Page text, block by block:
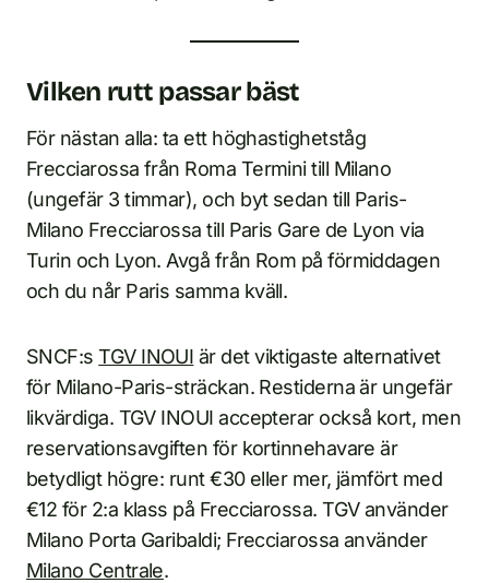
Vilken rutt passar bäst
För nästan alla: ta ett höghastighetståg
Frecciarossa från Roma Termini till Milano
(ungefär 3 timmar), och byt sedan till Paris-
Milano Frecciarossa till Paris Gare de Lyon via
Turin och Lyon. Avgå från Rom på förmiddagen
och du når Paris samma kväll.
SNCF:sTGV INOUI är det viktigaste alternativet
för Milano-Paris-sträckan. Restiderna är ungefär
likvärdiga. TGV INOUI accepterar också kort, men
reservationsavgiften för kortinnehavare är
betydligt högre: runt €30 eller mer, jämfört med
€12 för 2:a klass på Frecciarossa. TGV använder
Milano Porta Garibaldi; Frecciarossa använder
Milano Centrale.